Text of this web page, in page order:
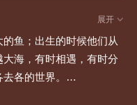
展开
鱼；出生的时候他们从
海，有时相遇，有时分
各的世界。